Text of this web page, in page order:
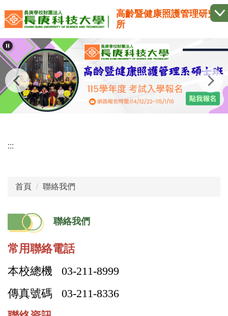
到
要
內
容
區
高齡暨健康照護管理研究
所
:::
首頁 聯絡我們
聯絡我們
常用聯絡電話
本校總機 03-211-8999
傳真號碼 03-211-8336